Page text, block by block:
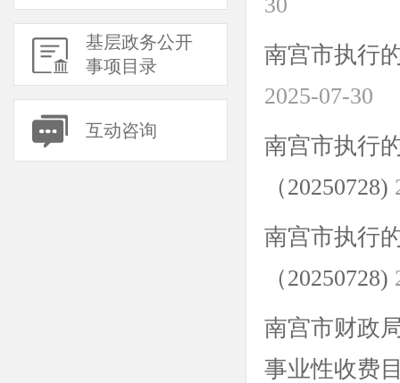
基层政务公开
事项目录
互动咨询
南宫市执行
2025-07-30
南宫市执行
（20250728)
南宫市执行
（20250728)
南宫市财政
事业性收费